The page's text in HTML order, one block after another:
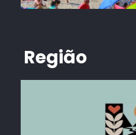
Região